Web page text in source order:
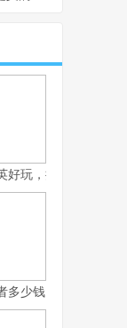
极考验
好玩，探寻战术竞技
多少钱，一场段位攀